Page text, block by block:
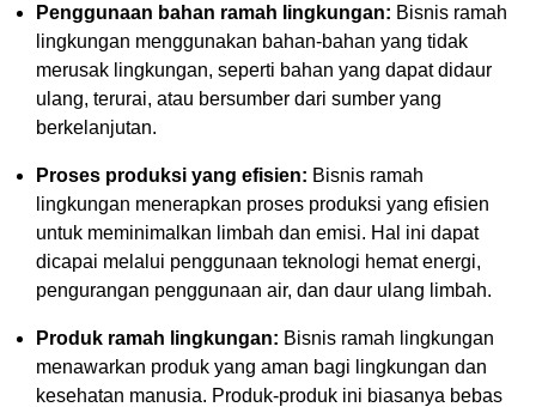
Penggunaan bahan ramah lingkungan: Bisnis ramah
lingkungan menggunakan bahan-bahan yang tidak
merusak lingkungan, seperti bahan yang dapat didaur
ulang, terurai, atau bersumber dari sumber yang
berkelanjutan.
Proses produksi yang efisien: Bisnis ramah
lingkungan menerapkan proses produksi yang efisien
untuk meminimalkan limbah dan emisi. Hal ini dapat
dicapai melalui penggunaan teknologi hemat energi,
pengurangan penggunaan air, dan daur ulang limbah.
Produk ramah lingkungan: Bisnis ramah lingkungan
menawarkan produk yang aman bagi lingkungan dan
kesehatan manusia. Produk-produk ini biasanya bebas